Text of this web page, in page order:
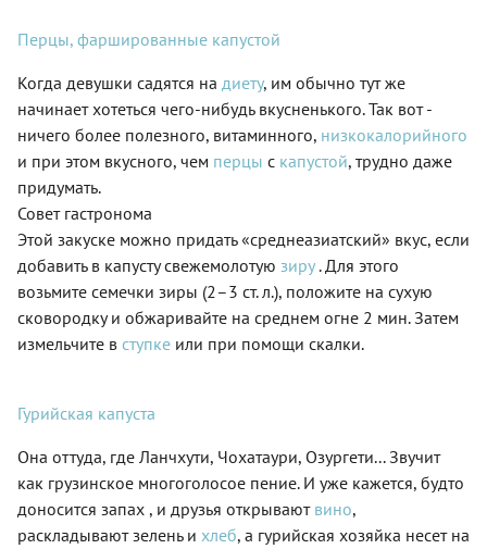
Перцы, фаршированные капустой
Когда девушки садятся на диету, им обычно тут же
начинает хотеться чего-нибудь вкусненького. Так вот -
ничего более полезного, витаминного, низкокалорийного
и при этом вкусного, чем перцы с капустой, трудно даже
придумать.
Совет гастронома
Этой закуске можно придать «среднеазиатский» вкус, если
добавить в капусту свежемолотую зиру. Для этого
возьмите семечки зиры (2–3 ст. л.), положите на сухую
сковородку и обжаривайте на среднем огне 2 мин. Затем
измельчите в ступке или при помощи скалки.
Гурийская капуста
Она оттуда, где Ланчхути, Чохатаури, Озургети... Звучит
как грузинское многоголосое пение. И уже кажется, будто
доносится запах , и друзья открывают вино,
раскладывают зелень и хлеб, а гурийская хозяйка несет на